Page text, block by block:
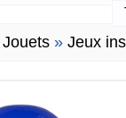
» Jeux